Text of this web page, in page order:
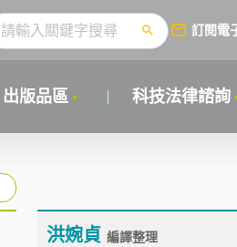
訂閱電
出版品區 科技法律諮詢
洪婉貞 編譯整理